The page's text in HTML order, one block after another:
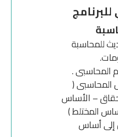
للمحاسبة
المحاسبى .
(
– الأساس
المختلط )
إلى أساس